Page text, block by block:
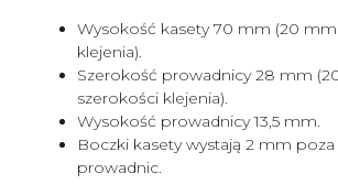
Wysokość kasety 70 mm (20
klejenia).
Szerokość prowadnicy 28 mm
szerokości klejenia).
Wysokość prowadnicy 13,5 mm.
Boczki kasety wystają 2 mm
prowadnic.